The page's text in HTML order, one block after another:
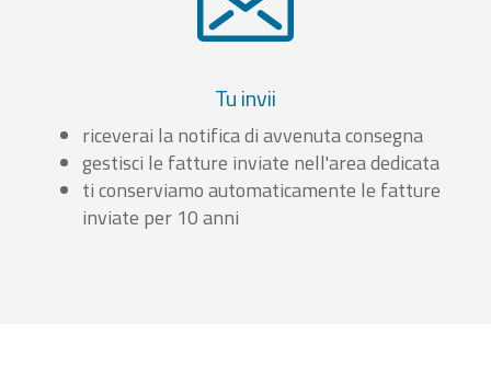
Tu invii
riceverai la notifica di avvenuta consegna
gestisci le fatture inviate nell'area dedicata
ti conserviamo automaticamente le fatture
inviate per 10 anni